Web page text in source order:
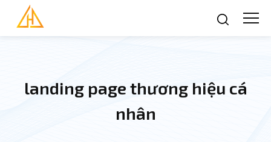
Nhảy đến nội dung
landing page thương hiệu cá
nhân